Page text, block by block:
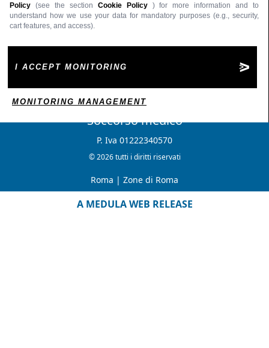
Soccorso medico
P. Iva 01222340570
© 2026 tutti i diritti riservati
Roma | Zone di Roma
A MEDULA WEB RELEASE
Policy (see the section Cookie Policy
) for more information and to
understand how we use your data for mandatory purposes (e.g., security,
cart features, and access).
I ACCEPT MONITORING
MONITORING MANAGEMENT